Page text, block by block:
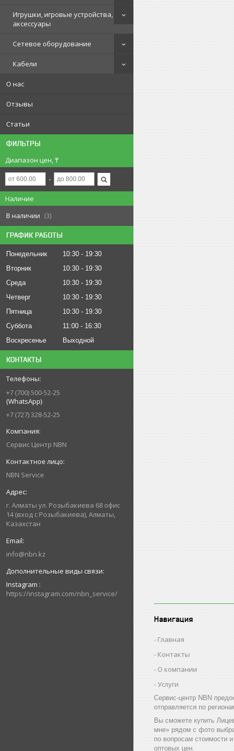
Игрушки, игровые устройства,
аксессуары
Сетевое оборудование
Кабели
О нас
Отзывы
Статьи
ФИЛЬТРЫ
Диапазон цен, ₸
Наличие
В наличии
3
ГРАФИК РАБОТЫ
Понедельник 10:30
19:30
Вторник
10:30
19:30
Среда
10:30
19:30
Четверг
10:30
19:30
Пятница
10:30
19:30
Суббота
11:00
16:30
Воскресенье
Выходной
КОНТАКТЫ
+7 (700) 500-52-25
(WhatsApp)
+7 (727) 328-52-25
Сервис Центр NBN
NBN Service
г. Алматы ул. Розыбакиева 68 офис
14 (вход с Розыбакиева), Алматы,
Казахстан
info@nbn.kz
Instagram
https://instagram.com/nbn_service/
Навигация
Главная
Контакты
О компании
Услуги
Сервис-центр NBN
отправляется по
Вы сможете купить
мне» рядом с фото
по вопросам стоимости
оптовых цен.